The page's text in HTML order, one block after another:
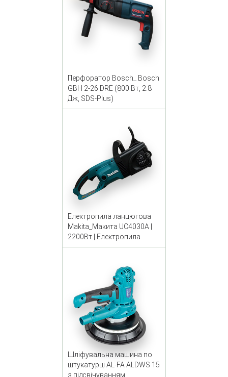
Перфоратор Bosch_ Bosch
GBH 2-26 DRE (800 Вт, 2.8
Дж, SDS-Plus)
Електропила ланцюгова
Makita_Макита UC4030A |
2200Вт | Електропила
Шліфувальна машина по
штукатурці AL-FA ALDWS 15
з підсвічуванням